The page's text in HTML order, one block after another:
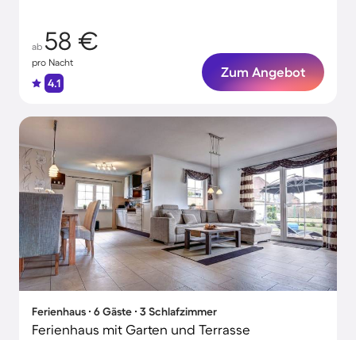
ab 58 €
pro Nacht
4.1
Zum Angebot
Ferienhaus ∙ 6 Gäste ∙ 3 Schlafzimmer
Ferienhaus mit Garten und Terrasse